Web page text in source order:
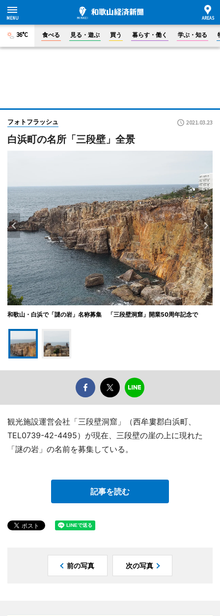
36°C 食べる 見る・遊ぶ 買う 暮らす・働く 学ぶ・知る
フォトフラッシュ 2021.03.23
白浜町の名所「三段壁」全景
和歌山・白浜で「謎の岩」名称募集 「三段壁洞窟」開業50周年記念で
観光施設運営会社「三段壁洞窟」（西牟婁郡白浜町、
TEL0739-42-4495）が現在、三段壁の崖の上に現れた
「謎の岩」の名前を募集している。
記事を読む
前の写真 次の写真